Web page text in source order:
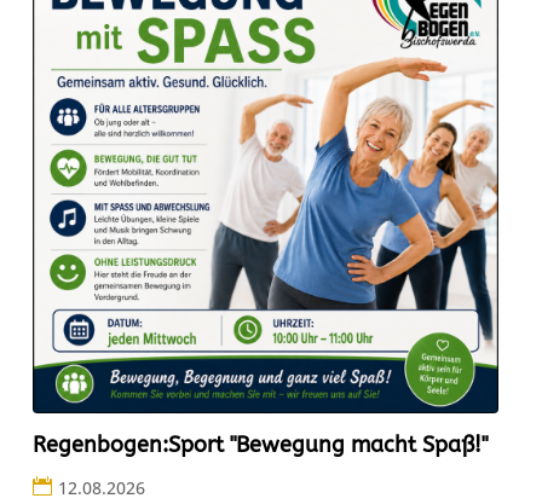
Regenbogen:Sport "Bewegung macht Spaß!"
12.08.2026